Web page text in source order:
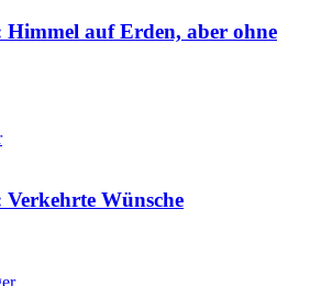
Himmel auf Erden, aber ohne
Wünsche